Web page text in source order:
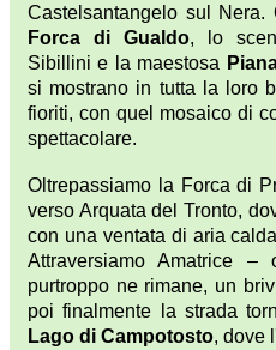
Castelsantangelo sul
Forca di Gualdo, lo
Sibillini e la maestosa
si mostrano in tutta la loro
fioriti, con quel mosaico di
spettacolare.
Oltrepassiamo la Forca di
verso Arquata del Tronto,
con una ventata di aria
Attraversiamo Amatrice
purtroppo ne rimane, un
poi finalmente la strada
Lago di Campotosto, dove